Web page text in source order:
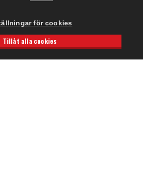
CookieHub - Development mode
för cookies
Tillåt alla cookies